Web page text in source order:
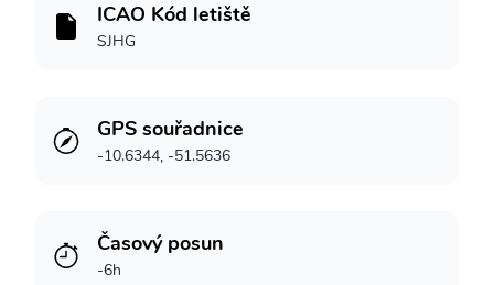
ICAO Kód letiště
SJHG
GPS souřadnice
-10.6344, -51.5636
Časový posun
-6h